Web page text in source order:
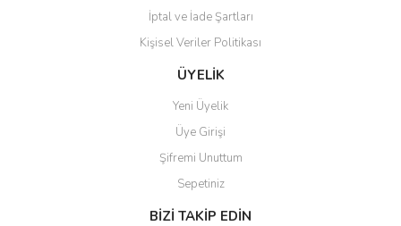
Gönder
İptal ve İade Şartları
Kişisel Veriler Politikası
ÜYELİK
Yeni Üyelik
Üye Girişi
Şifremi Unuttum
Sepetiniz
BİZİ TAKİP EDİN